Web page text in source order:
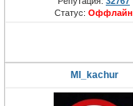
Статус: Оффлайн
MI_kachur